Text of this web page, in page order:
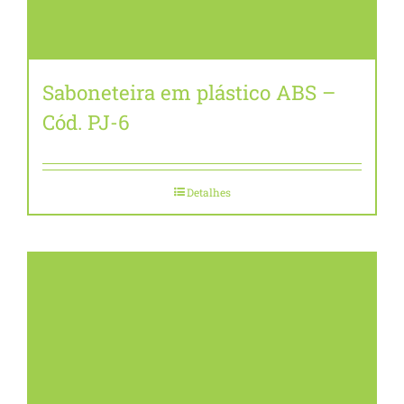
Saboneteira em plástico ABS –
Cód. PJ-6
Detalhes